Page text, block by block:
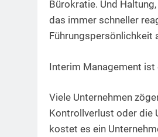
Bürokratie. Und
das immer schneller
Führungspersönlichkeit
Interim Management
Viele Unternehmen
Kontrollverlust oder die
kostet es ein